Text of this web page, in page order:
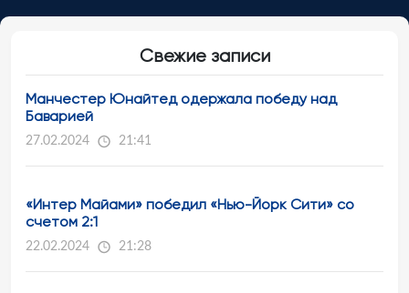
Свежие записи
Манчестер Юнайтед одержала победу над
Баварией
27.02.2024 21:41
«Интер Майами» победил «Нью-Йорк Сити» со
счетом 2:1
22.02.2024 21:28